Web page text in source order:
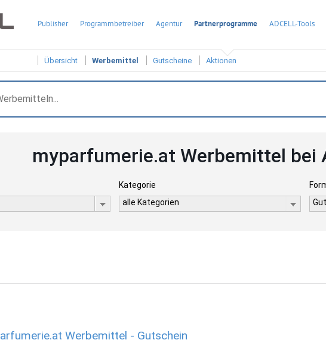
Publisher Programmbetreiber Agentur Partnerprogramme ADCELL-Tools
Übersicht Werbemittel Gutscheine Aktionen
myparfumerie.at Werbemittel bei
Kategorie
alle Kategorien
Werbemittel - Gutschein